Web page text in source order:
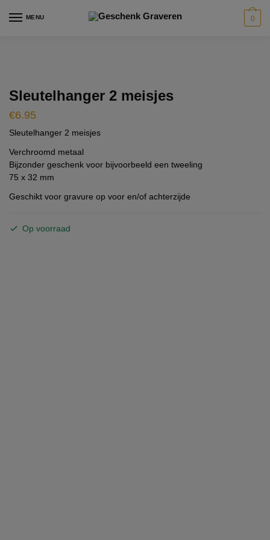
MENU 0
Sleutelhanger 2 meisjes
€6.95
Sleutelhanger 2 meisjes
Verchroomd metaal
Bijzonder geschenk voor bijvoorbeeld een tweeling
75 x 32 mm
Geschikt voor gravure op voor en/of achterzijde
Op voorraad